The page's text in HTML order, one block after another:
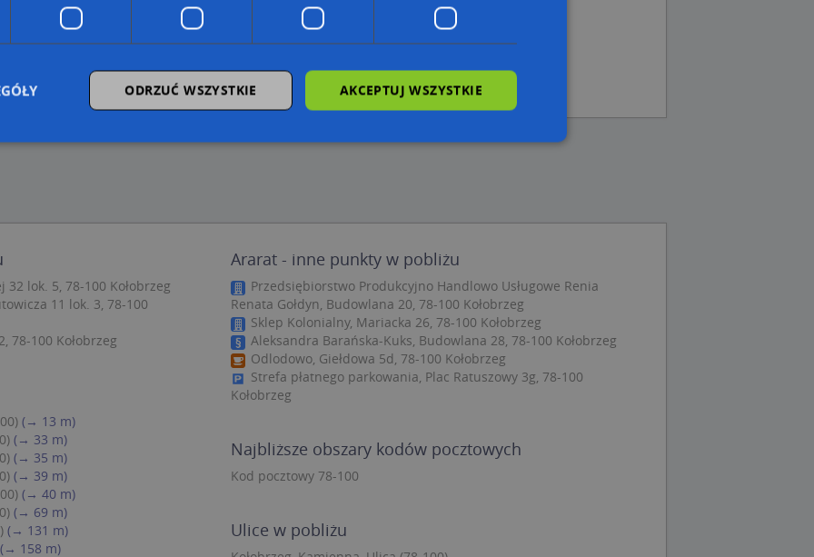
firm i na mapach (art. 6 ust. 1 lit. f RODO)
operatora (art. 6 ust. 1 lit. f RODO)
z firmowych stron www oraz od podmiotów zewnętrznych.
odo_przetwarzanie/
lok. 5, 78-100 Kołobrzeg
11 lok. 3, 78-100
78-100 Kołobrzeg
(→ 13 m)
(→ 33 m)
(→ 35 m)
(→ 39 m)
(→ 40 m)
(→ 69 m)
(→ 131 m)
(→ 158 m)
Ararat - inne punkty w pobliżu
Przedsiębiorstwo Produkcyjno Handlowo Usługowe Renia
Renata Gołdyn, Budowlana 20, 78-100 Kołobrzeg
Sklep Kolonialny, Mariacka 26, 78-100 Kołobrzeg
Aleksandra Barańska-Kuks, Budowlana 28, 78-100 Kołobrzeg
Odlodowo, Giełdowa 5d, 78-100 Kołobrzeg
Strefa płatnego parkowania, Plac Ratuszowy 3g, 78-100
Kołobrzeg
Najbliższe obszary kodów pocztowych
Kod pocztowy 78-100
Ulice w pobliżu
AKCEPTUJ WSZYSTKIE
ODRZUĆ WSZYSTKIE
niezbędnych plików cookie nie można prawidłowo korzystać ze strony internetowej.
Opis
.targeo.pl
Sesja
.targeo.pl
Ten plik cookie jest używany przez usługę Cookie-Script.com
do zapamiętywania preferencji dotyczących zgody
użytkownika na pliki cookie. Jest to konieczne, aby baner
cookie Cookie-Script.com działał poprawnie.
Provider/
Domena
.targeo.pl
Ten plik cookie jest używany przez Google Analytics do
utrzymywania stanu sesji.
/
Ten plik cookie jest powszechnie używany przez firmę Microsoft jako
unikalny identyfikator użytkownika. Można to ustawić za pomocą